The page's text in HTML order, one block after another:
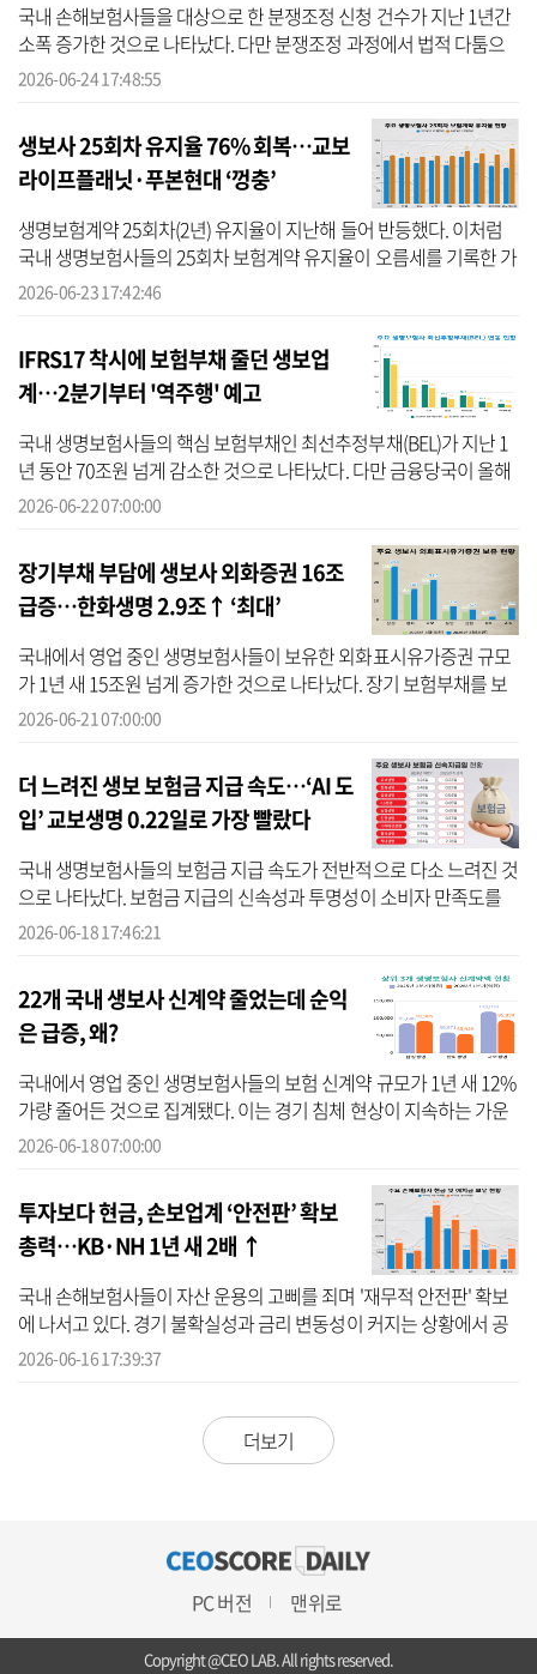
국내 손해보험사들을 대상으로 한 분쟁조정 신청 건수가 지난 1년간
소폭 증가한 것으로 나타났다. 다만 분쟁조정 과정에서 법적 다툼으
로 이어지는 '소 제기' 건수는 두 자릿수 감소율을 기록해 소송보다는
2026-06-24 17:48:55
생보사 25회차 유지율 76% 회복…교보
라이프플래닛·푸본현대 ‘껑충’
생명보험계약 25회차(2년) 유지율이 지난해 들어 반등했다. 이처럼
국내 생명보험사들의 25회차 보험계약 유지율이 오름세를 기록한 가
운데 교보라이프플래닛, 푸본현대생명 등의 약진이 두드러졌다. 참고
2026-06-23 17:42:46
IFRS17 착시에 보험부채 줄던 생보업
계…2분기부터 '역주행' 예고
국내 생명보험사들의 핵심 보험부채인 최선추정부채(BEL)가 지난 1
년 동안 70조원 넘게 감소한 것으로 나타났다. 다만 금융당국이 올해
2분기부터 보다 보수적인 계리가정 적용을 의무화하면서 감소세가
2026-06-22 07:00:00
장기부채 부담에 생보사 외화증권 16조
급증…한화생명 2.9조↑ ‘최대’
국내에서 영업 중인 생명보험사들이 보유한 외화표시유가증권 규모
가 1년 새 15조원 넘게 증가한 것으로 나타났다. 장기 보험부채를 보
유한 생보사들이 자산·부채 듀레이션(가중평균만기) 갭을 줄이기 위
2026-06-21 07:00:00
더 느려진 생보 보험금 지급 속도…‘AI 도
입’ 교보생명 0.22일로 가장 빨랐다
국내 생명보험사들의 보험금 지급 속도가 전반적으로 다소 느려진 것
으로 나타났다. 보험금 지급의 신속성과 투명성이 소비자 만족도를
좌우하는 핵심 요소로 꼽히는 가운데, 보험사별 처리 속도 격차도 뚜
2026-06-18 17:46:21
22개 국내 생보사 신계약 줄었는데 순익
은 급증, 왜?
국내에서 영업 중인 생명보험사들의 보험 신계약 규모가 1년 새 12%
가량 줄어든 것으로 집계됐다. 이는 경기 침체 현상이 지속하는 가운
데 1인 가구 수 증가, 기대수명 증가 등에 따른 종신보험 수요 감소 등
2026-06-18 07:00:00
투자보다 현금, 손보업계 ‘안전판’ 확보
총력…KB·NH 1년 새 2배 ↑
국내 손해보험사들이 자산 운용의 고삐를 죄며 '재무적 안전판' 확보
에 나서고 있다. 경기 불확실성과 금리 변동성이 커지는 상황에서 공
격적인 투자보다 즉시 활용 가능한 현금성 자산을 늘려 보험금 지급
2026-06-16 17:39:37
더보기
PC 버전 맨위로
Copyright @CEO LAB. All rights reserved.